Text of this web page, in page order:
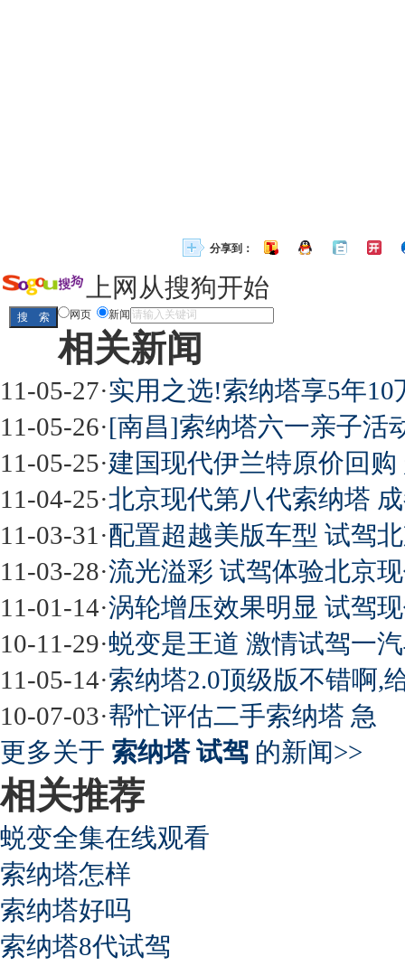
分享到：
上网从搜狗开始
网页 新闻
相关新闻
11-05-27·实用之选!索纳塔享5年10
11-05-26·[南昌]索纳塔六一亲子活
11-05-25·建国现代伊兰特原价回
11-04-25·北京现代第八代索纳塔
11-03-31 ·配置超越美版车型 试驾
11-03-28·流光溢彩 试驾体验北京
11-01-14·涡轮增压效果明显 试驾
10-11-29·蜕变是王道 激情试驾一
11-05-14·索纳塔2.0顶级版不错啊,
10-07-03·帮忙评估二手索纳塔 急
更多关于 索纳塔 试驾 的新闻>>
相关推荐
蜕变全集在线观看
索纳塔怎样
索纳塔好吗
索纳塔8代试驾